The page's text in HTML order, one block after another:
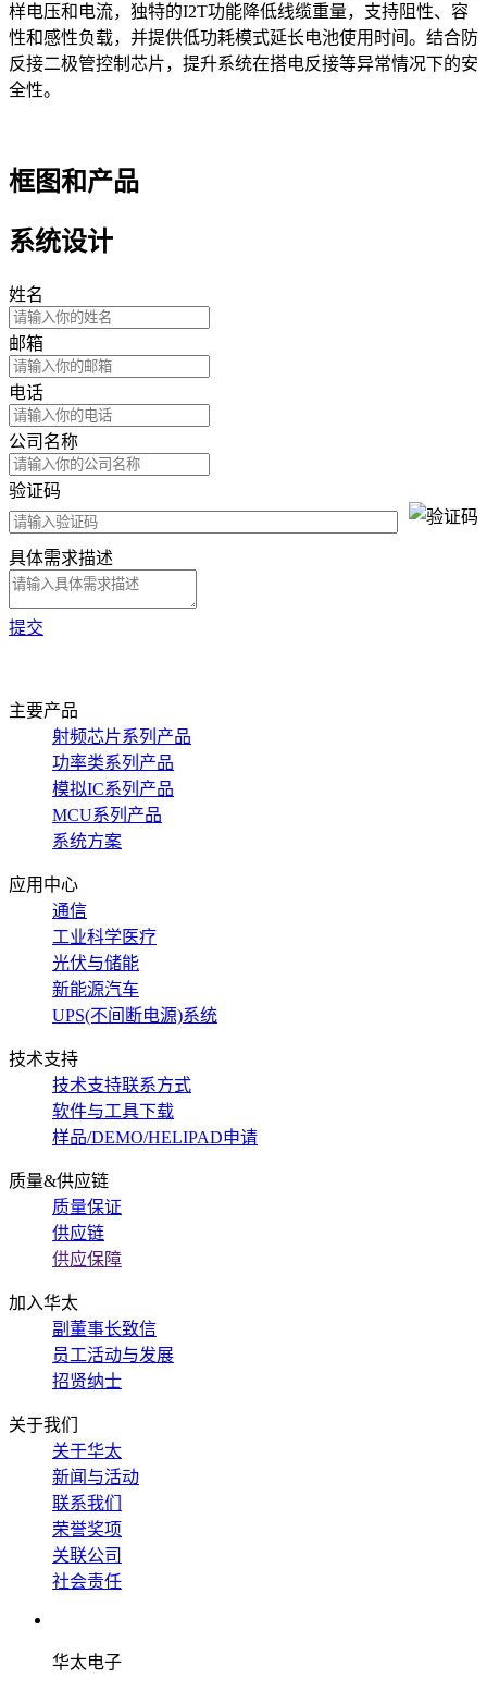
样电压和电流，独特的I2T功能降低线缆重量，支持阻性、容
性和感性负载，并提供低功耗模式延长电池使用时间。结合防
反接二极管控制芯片，提升系统在搭电反接等异常情况下的安
全性。
框图和产品
系统设计
姓名
邮箱
电话
公司名称
验证码
具体需求描述
提交
主要产品
射频芯片系列产品
功率类系列产品
模拟IC系列产品
MCU系列产品
系统方案
应用中心
通信
工业科学医疗
光伏与储能
新能源汽车
UPS(不间断电源)系统
技术支持
技术支持联系方式
软件与工具下载
样品/DEMO/HELIPAD申请
质量&供应链
质量保证
供应链
供应保障
加入华太
副董事长致信
员工活动与发展
招贤纳士
关于我们
关于华太
新闻与活动
联系我们
荣誉奖项
关联公司
社会责任
华太电子